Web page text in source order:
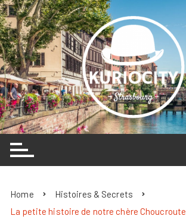
Skip
to
content
Home
Histoires & Secrets
La petite histoire de notre chère Choucroute